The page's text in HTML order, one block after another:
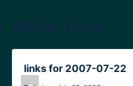
links for 2007-07-22